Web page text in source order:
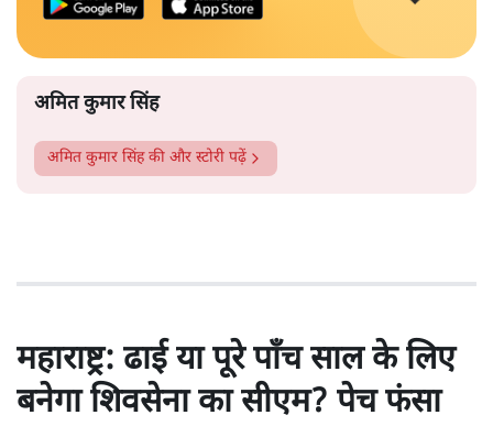
अमित कुमार सिंह
अमित कुमार सिंहकी और स्टोरी पढ़ें
महाराष्ट्र: ढाई या पूरे पाँच साल के लिए
बनेगा शिवसेना का सीएम? पेच फंसा